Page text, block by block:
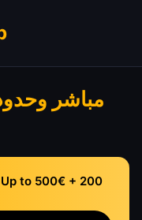
to 500€ + 200